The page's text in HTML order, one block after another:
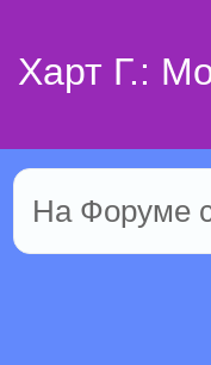
Харт Г.:
На Форуме